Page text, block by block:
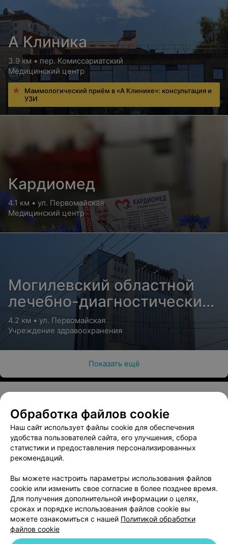
А Клиника
3.9 км • пер. Комиссариатский
Медицинский центр
Маммологический приём в «А Клинике»: консультация и
УЗИ
Кардиомед
4.1 км • ул. Первомайская
Медицинский центр
Могилевский областной
лечебно-диагностический
центр
4.2 км • ул. Первомайская
Учреждение здравоохранения
Показать ещё
О проекте Новости проекта
Размещение рекламы
Медицинский маркетинг
Публичный договор
Пользовательское соглашение
Способы оплаты
Написать в поддержку
Персональные настройки cookie
Обработка персональных данных
Обработка файлов cookie
Наш сайт использует файлы cookie для обеспечения
удобства пользователей сайта, его улучшения, сбора
статистики и предоставления персонализированных
рекомендаций.
Вы можете настроить параметры использования файлов
cookie или изменить свое согласие в более позднее время.
Для получения дополнительной информации о целях,
сроках и порядке использования файлов cookie вы
можете ознакомиться с нашей Политикой обработки
файлов cookie